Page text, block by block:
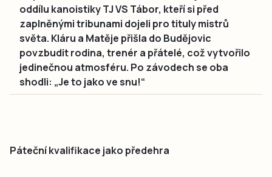
oddílu kanoistiky TJ VS Tábor, kteří si před
zaplněnými tribunami dojeli pro tituly mistrů
světa. Kláru a Matěje přišla do Budějovic
povzbudit rodina, trenér a přátelé, což vytvořilo
jedinečnou atmosféru. Po závodech se oba
shodli: „Je to jako ve snu!“
Páteční kvalifikace jako předehra